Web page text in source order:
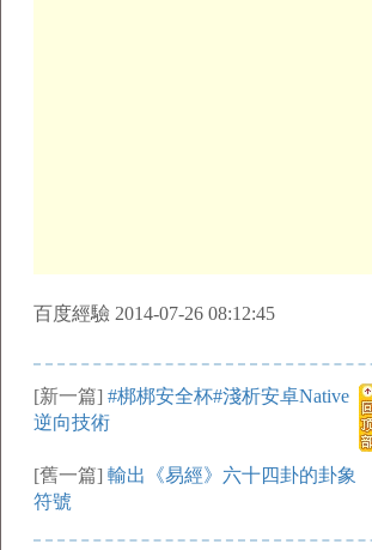
百度經驗 2014-07-26 08:12:45
[新一篇] #梆梆安全杯#淺析安卓Native
逆向技術
[舊一篇] 輸出《易經》六十四卦的卦象
符號